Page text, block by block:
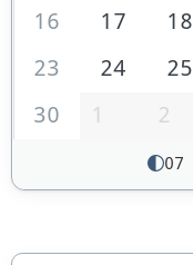
16
17 18
23
24 25
30
1 2
07